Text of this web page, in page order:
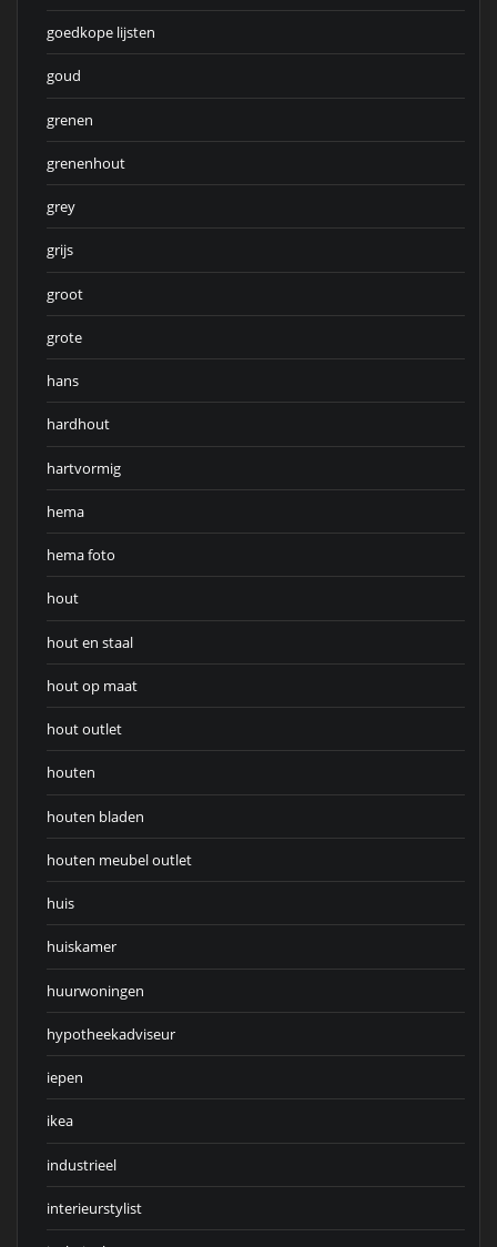
goedkope lijsten
goud
grenen
grenenhout
grey
grijs
groot
grote
hans
hardhout
hartvormig
hema
hema foto
hout
hout en staal
hout op maat
hout outlet
houten
houten bladen
houten meubel outlet
huis
huiskamer
huurwoningen
hypotheekadviseur
iepen
ikea
industrieel
interieurstylist